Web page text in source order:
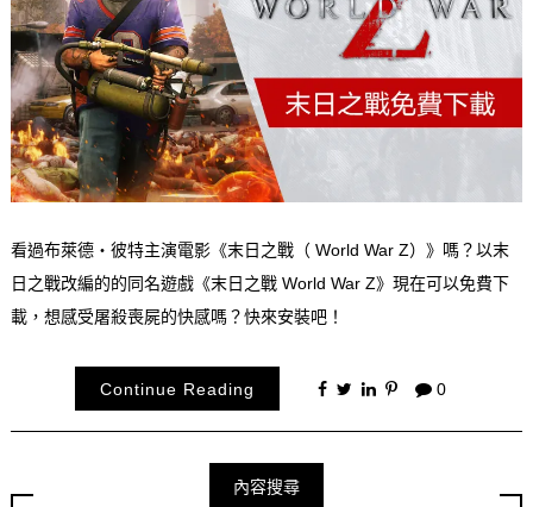
看過布萊德・彼特主演電影《末日之戰（ World War Z）》嗎？以末
日之戰改編的的同名遊戲《末日之戰 World War Z》現在可以免費下
載，想感受屠殺喪屍的快感嗎？快來安裝吧！
Continue Reading 0
內容搜尋